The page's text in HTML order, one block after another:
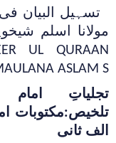
تسہیل البیان
UL QURAAN
ASLAM S...
تجلیاتِ
تلخیص:مکتوبات
الف ثانی